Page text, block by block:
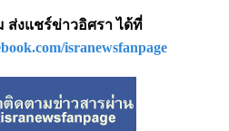
ส่งแชร์ข่าวอิศรา ได้ที่
isranewsfanpage